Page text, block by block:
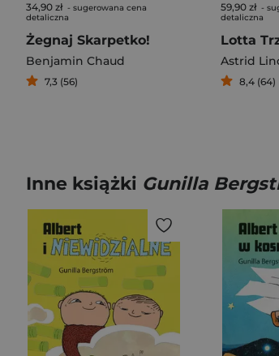
34,90 zł - sugerowana cena
detaliczna
Żegnaj Skarpetko!
Benjamin Chaud
7,3 (56)
59,90 zł -
detaliczna
Astrid
8,4 (64)
Inne książki Gunilla